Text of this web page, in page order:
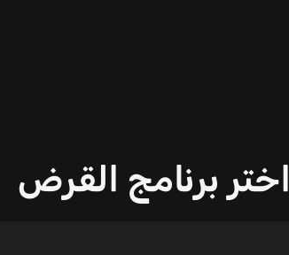
اختر برنامج القرض